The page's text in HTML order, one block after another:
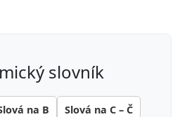
slovník
na B Slová na C – Č